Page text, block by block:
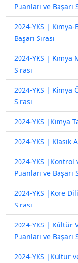
Puanları ve Başarı
2024-YKS |
Başarı Sırası
2024-YKS | Kimya
Sırası
2024-YKS | Kimya
Sırası
2024-YKS |Kimya
2024-YKS | Klasik
2024-YKS |Kontrol
Puanları ve Başarı
2024-YKS |Kore
Sırası
2024-YKS | Kültür
Puanları ve Başarı
2024-YKS |Kültür